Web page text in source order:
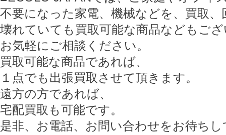
不要になった家電、機械などを、買取
壊れていても買取可能な商品などもご
お気軽にご相談ください。
買取可能な商品であれば、
１点でも出張買取させて頂きます。
遠方の方であれば、
宅配買取も可能です。
是非、お電話、お問い合わせをお待ち